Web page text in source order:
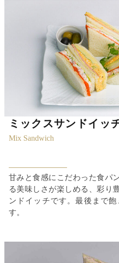
ミックスサンドイッ
Mix Sandwich
甘みと食感にこだわった食パ
る美味しさが楽しめる、彩り
ンドイッチです。最後まで
す。